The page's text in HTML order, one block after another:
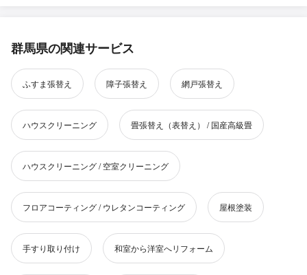
群馬県の関連サービス
ふすま張替え 障子張替え 網戸張替え
ハウスクリーニング 畳張替え（表替え） / 国産高級畳
ハウスクリーニング / 空室クリーニング
フロアコーティング / ウレタンコーティング 屋根塗装
手すり取り付け 和室から洋室へリフォーム